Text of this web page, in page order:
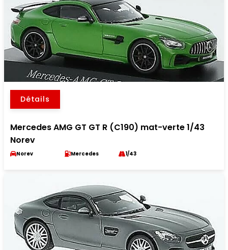
Détails
Mercedes AMG GT GT R (C190) mat-verte 1/43
Norev
Norev Mercedes 1/43